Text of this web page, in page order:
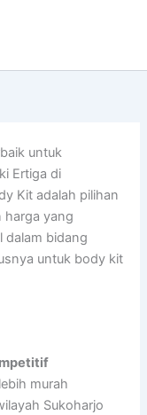
untuk
Ertiga di
Kit adalah pilihan
harga yang
dalam bidang
untuk body kit
murah
Sukoharjo